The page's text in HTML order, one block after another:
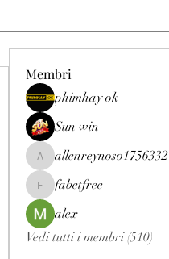
Membri
phimhay ok
Sun win
allenreynoso1756332
allenreynoso1756332
fabetfree
fabetfree
alex
Vedi tutti i membri (510)